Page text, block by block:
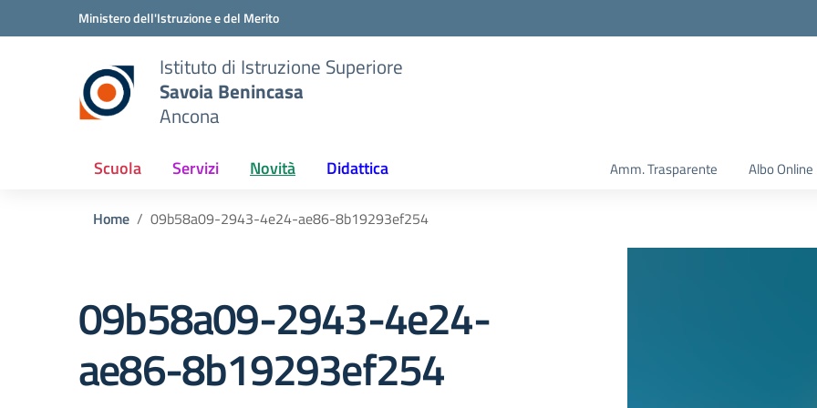
Vai ai contenuti
Vai al menu di navigazioneMinistero dell'Istruzione e del Merito
Istituto di Istruzione Superiore
Savoia Benincasa
Ancona
Scuola Servizi Novità Didattica Amm. Trasparente Albo Online
Home 09b58a09-2943-4e24-ae86-8b19293ef254
09b58a09-2943-4e24-
ae86-8b19293ef254